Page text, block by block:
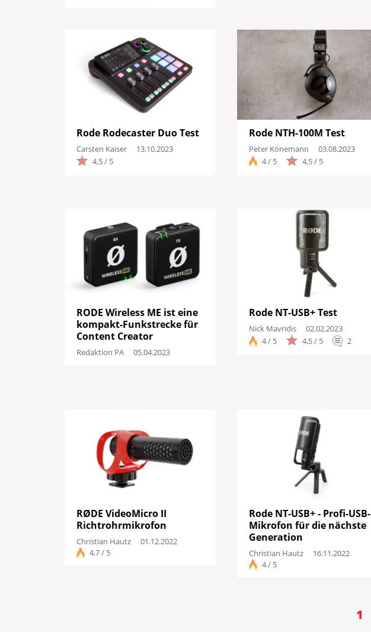
Rode Rodecaster Duo Test
Carsten Kaiser
13.10.2023
4,5 / 5
Rode NTH-100M Test
Peter Könemann
03.08.2023
4 / 5
4,5 / 5
RODE Wireless ME ist eine
kompakt-Funkstrecke für
Content Creator
Redaktion PA 05.04.2023
Rode NT-USB+ Test
Nick Mavridis
02.02.2023
4 / 5
4,5 / 5 2
RØDE VideoMicro II
Richtrohrmikrofon
Christian Hautz
01.12.2022
4,7 / 5
Rode NT-USB+ - Profi-USB-
Mikrofon für die nächste
Generation
Christian Hautz
16.11.2022
4 / 5
1